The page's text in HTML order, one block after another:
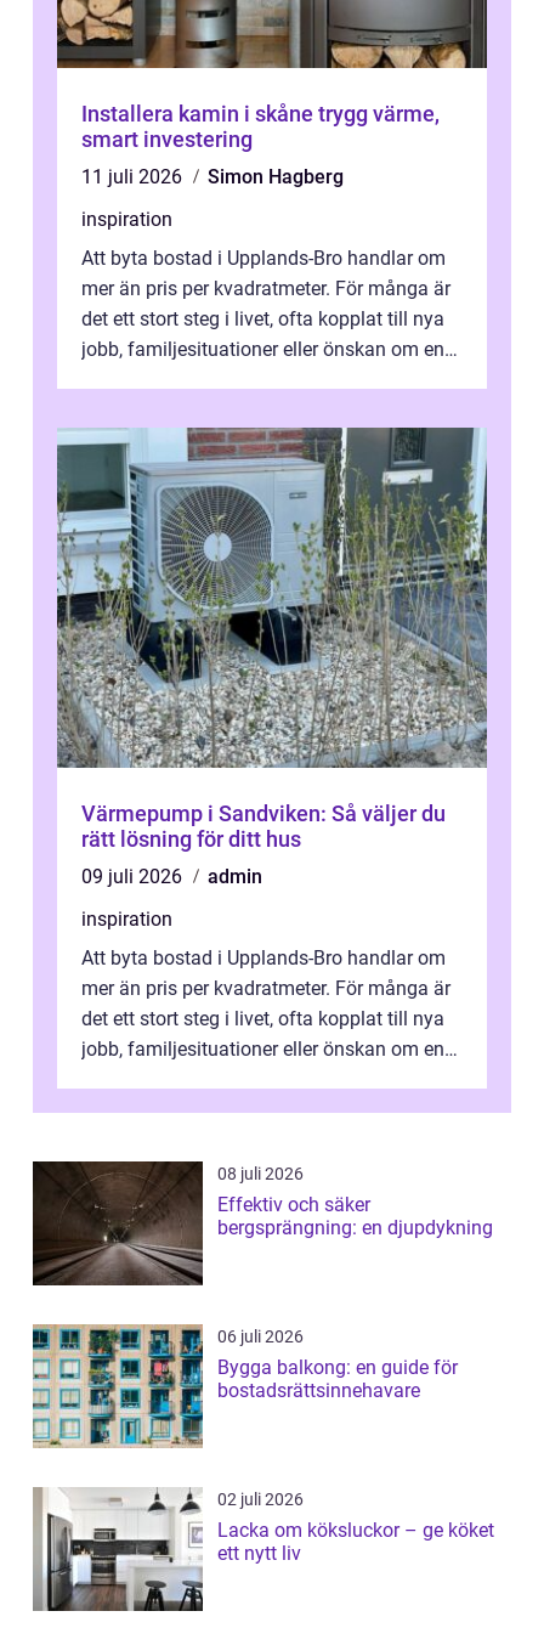
Installera kamin i skåne trygg värme,
smart investering
11 juli 2026
Simon Hagberg
inspiration
Att byta bostad i Upplands-Bro handlar om
mer än pris per kvadratmeter. För många är
det ett stort steg i livet, ofta kopplat till nya
jobb, familjesituationer eller önskan om en
Värmepump i Sandviken: Så väljer du
rätt lösning för ditt hus
09 juli 2026
admin
inspiration
Att byta bostad i Upplands-Bro handlar om
mer än pris per kvadratmeter. För många är
det ett stort steg i livet, ofta kopplat till nya
jobb, familjesituationer eller önskan om en
08 juli 2026
Effektiv och säker
bergsprängning: en djupdykning
06 juli 2026
Bygga balkong: en guide för
bostadsrättsinnehavare
02 juli 2026
Lacka om köksluckor – ge köket
ett nytt liv